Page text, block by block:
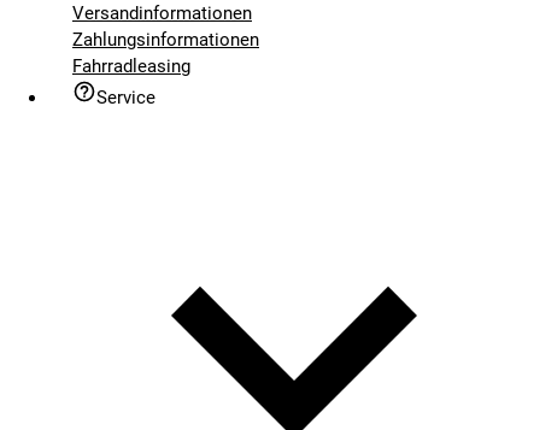
Versandinformationen
Zahlungsinformationen
Fahrradleasing
Service